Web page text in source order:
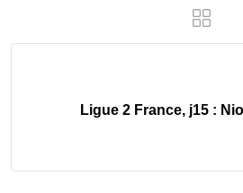
Ligue 2 France, j15 :